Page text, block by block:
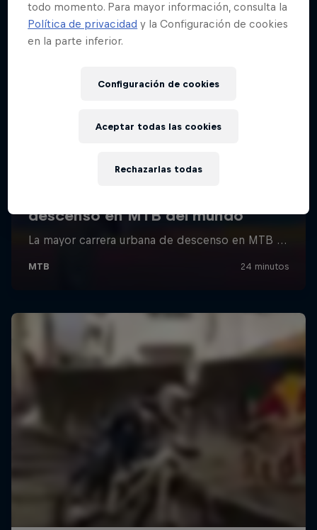
todo momento. Para mayor información, consulta la
Política de privacidad y la Configuración de cookies
en la parte inferior.
Configuración de cookies
Rechazarlas todas
Aceptar todas las cookies